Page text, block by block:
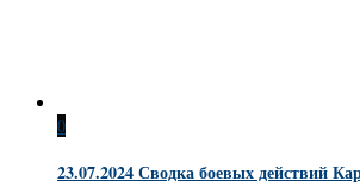
0
23.07.2024 Сводка боевых действий